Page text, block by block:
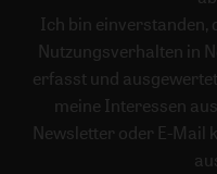
Ich bin einverstanden,
Nutzungsverhalten in
erfasst und
meine Interessen
Newsletter oder E-Mail